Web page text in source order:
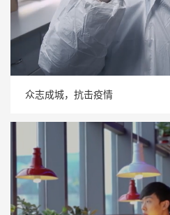
众志成城，抗击疫情
众志成城，抗击疫情